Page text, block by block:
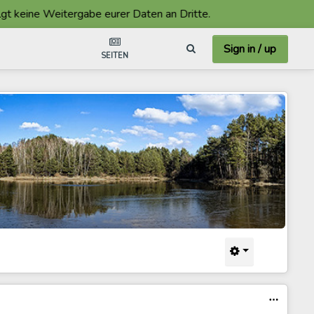
Weitergabe eurer Daten an Dritte.
SEITEN Sign in / up